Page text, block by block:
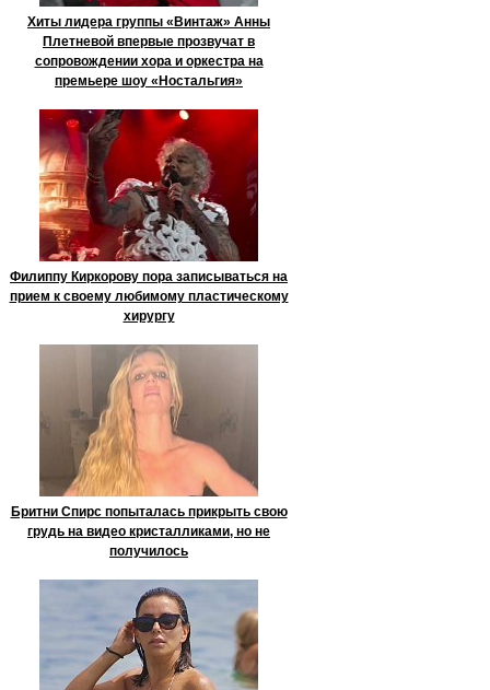
Хиты лидера группы «Винтаж» Анны
Плетневой впервые прозвучат в
сопровождении хора и оркестра на
премьере шоу «Ностальгия»
Филиппу Киркорову пора записываться на
прием к своему любимому пластическому
хирургу
Бритни Спирс попыталась прикрыть свою
грудь на видео кристалликами, но не
получилось